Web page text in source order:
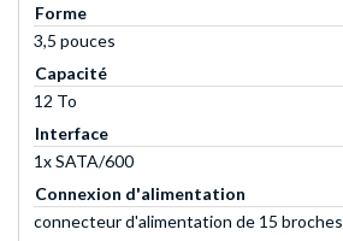
Forme
3,5 pouces
Capacité
12 To
Interface
1x SATA/600
Connexion d'alimentation
connecteur d'alimentation de 15 broches